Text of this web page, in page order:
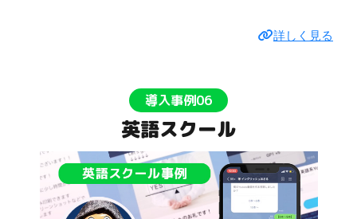
詳しく見る
導入事例06
英語スクール